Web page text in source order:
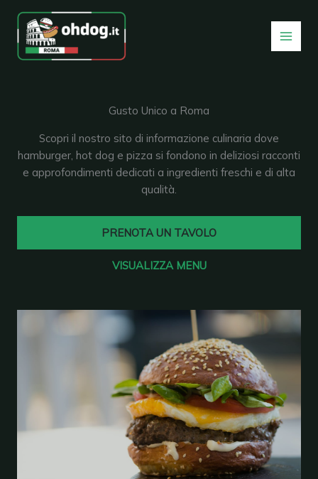
contenuto
Gusto Unico a Roma
Scopri il nostro sito di informazione culinaria dove
hamburger, hot dog e pizza si fondono in deliziosi racconti
e approfondimenti dedicati a ingredienti freschi e di alta
qualità.
PRENOTA UN TAVOLO
VISUALIZZA MENU